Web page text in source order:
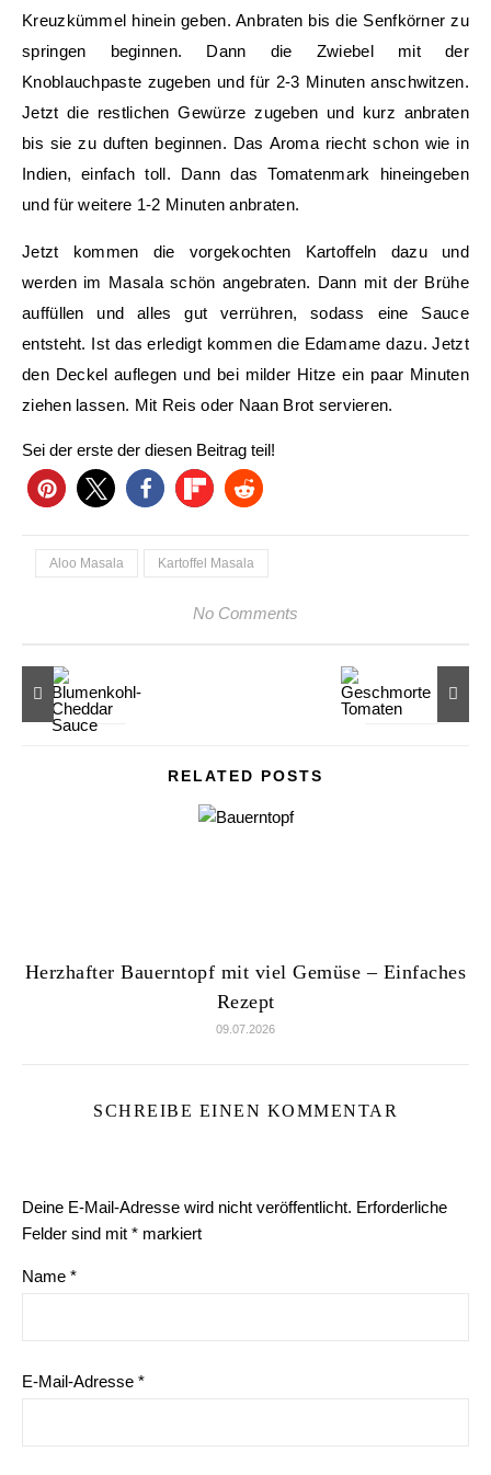
Kreuzkümmel hinein geben. Anbraten bis die Senfkörner zu
springen beginnen. Dann die Zwiebel mit der
Knoblauchpaste zugeben und für 2-3 Minuten anschwitzen.
Jetzt die restlichen Gewürze zugeben und kurz anbraten
bis sie zu duften beginnen. Das Aroma riecht schon wie in
Indien, einfach toll. Dann das Tomatenmark hineingeben
und für weitere 1-2 Minuten anbraten.
Jetzt kommen die vorgekochten Kartoffeln dazu und
werden im Masala schön angebraten. Dann mit der Brühe
auffüllen und alles gut verrühren, sodass eine Sauce
entsteht. Ist das erledigt kommen die Edamame dazu. Jetzt
den Deckel auflegen und bei milder Hitze ein paar Minuten
ziehen lassen. Mit Reis oder Naan Brot servieren.
Sei der erste der diesen Beitrag teil!
Aloo Masala Kartoffel Masala
No Comments
RELATED POSTS
Herzhafter Bauerntopf mit viel Gemüse – Einfaches
Rezept
09.07.2026
SCHREIBE EINEN KOMMENTAR
Deine E-Mail-Adresse wird nicht veröffentlicht. Erforderliche
Felder sind mit * markiert
Name *
E-Mail-Adresse *